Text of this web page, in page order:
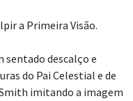
a Primeira Visão.
descalço e
do Pai Celestial e de
imitando a imagem